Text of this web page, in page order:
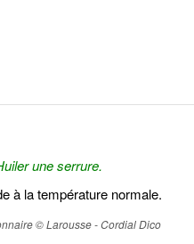
une serrure.
à la température normale.
© Larousse - Cordial Dico